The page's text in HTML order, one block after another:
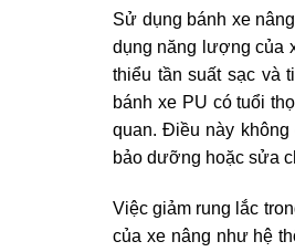
Sử dụng bánh xe
dụng năng lượng của
thiểu tần suất sạc và
bánh xe PU có tuổi
quan. Điều này
bảo dưỡng hoặc sửa
Việc giảm rung lắc
của xe nâng như hệ